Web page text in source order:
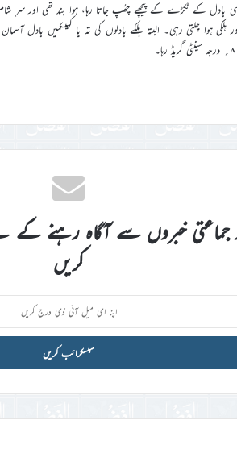
کسی بادل کے ٹکڑے کے پیچھے چھُپ جاتا رہا، ہوا بند تھی اور
ہوا چلتی رہی۔ البتہ ہلکے بادلوں کی تہ یا کہیںکہیں بادل
جماعتی خبروں سے آگاہ رہنے کے
کریں